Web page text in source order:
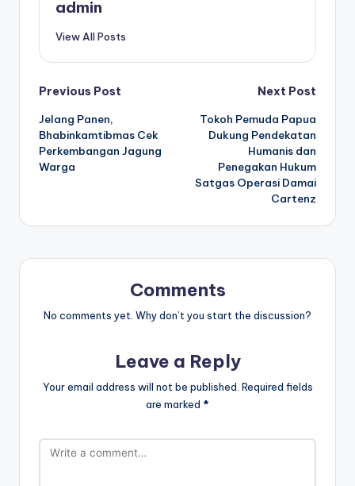
admin
View All Posts
Post
navigation
Previous Post
Jelang Panen,
Bhabinkamtibmas Cek
Perkembangan Jagung
Warga
Next Post
Tokoh Pemuda Papua
Dukung Pendekatan
Humanis dan
Penegakan Hukum
Satgas Operasi Damai
Cartenz
Comments
No comments yet. Why don’t you start the discussion?
Leave a Reply
Your email address will not be published. Required fields
are marked *